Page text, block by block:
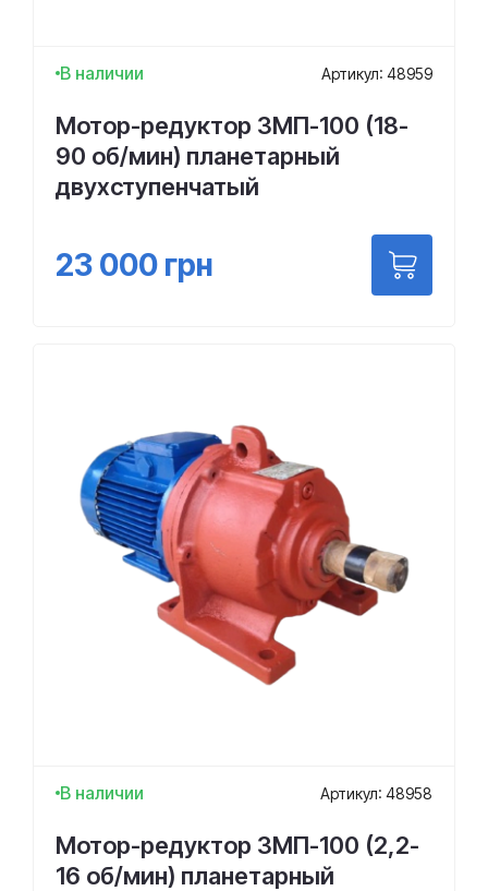
В наличии Артикул: 48959
Мотор-редуктор 3МП-100 (18-
90 об/мин) планетарный
двухступенчатый
23 000 грн
В наличии Артикул: 48958
Мотор-редуктор 3МП-100 (2,2-
16 об/мин) планетарный